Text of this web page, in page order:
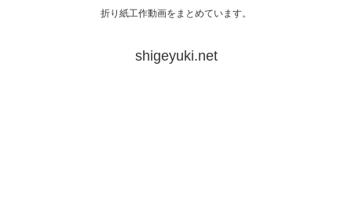
折り紙工作動画をまとめています。
shigeyuki.net